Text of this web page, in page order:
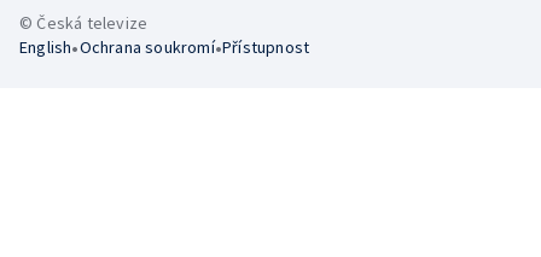
© Česká televize
English•Ochrana soukromí•Přístupnost